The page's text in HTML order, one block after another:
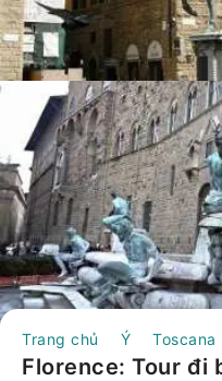
Trang chủ Ý Toscana
Florence: Tour đi